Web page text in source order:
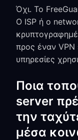
Όχι. Το
Ο ISP ή ο
προς έναν
υπηρεσίες
Ποια
server
την
μέσα